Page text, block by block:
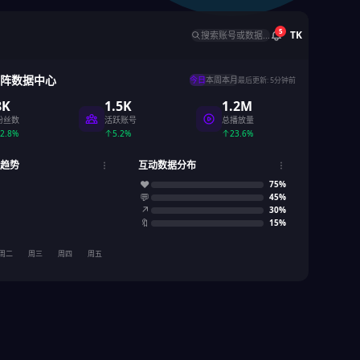
搜索账号或数据... 5 TK
数据中心 今日本周本月最后更新: 5分钟前
丝数
1.5K
活跃账号
5.2%
1.2M
总播放量
23.6%
势
二 周三 周四 周五
互动数据分布
♥
75%
💬 45%
↗ 30%
🔖 15%